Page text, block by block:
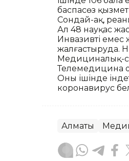
баспасөз
Сондай-ақ,
Ал 48 науқас
Инвазивті
жалғастыруда.
Медициналық-
Телемедицина
Оның ішінде
коронавирус
Алматы